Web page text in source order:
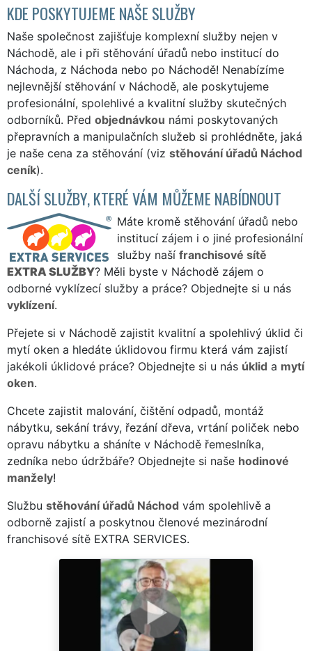
KDE POSKYTUJEME NAŠE SLUŽBY
Naše společnost zajišťuje komplexní služby nejen v
Náchodě, ale i při stěhování úřadů nebo institucí do
Náchoda, z Náchoda nebo po Náchodě! Nenabízíme
nejlevnější stěhování v Náchodě, ale poskytujeme
profesionální, spolehlivé a kvalitní služby skutečných
odborníků. Před objednávkou námi poskytovaných
přepravních a manipulačních služeb si prohlédněte, jaká
je naše cena za stěhování (viz stěhování úřadů Náchod
ceník).
DALŠÍ SLUŽBY, KTERÉ VÁM MŮŽEME NABÍDNOUT
Máte kromě stěhování úřadů nebo
institucí zájem i o jiné profesionální
služby naší franchisové sítě
EXTRA SLUŽBY? Měli byste v Náchodě zájem o
odborné vyklízecí služby a práce? Objednejte si u nás
vyklízení.
Přejete si v Náchodě zajistit kvalitní a spolehlivý úklid či
mytí oken a hledáte úklidovou firmu která vám zajistí
jakékoli úklidové práce? Objednejte si u nás úklid a mytí
oken.
Chcete zajistit malování, čištění odpadů, montáž
nábytku, sekání trávy, řezání dřeva, vrtání poliček nebo
opravu nábytku a sháníte v Náchodě řemeslníka,
zedníka nebo údržbáře? Objednejte si naše hodinové
manžely!
Službu stěhování úřadů Náchod vám spolehlivě a
odborně zajistí a poskytnou členové mezinárodní
franchisové sítě EXTRA SERVICES.